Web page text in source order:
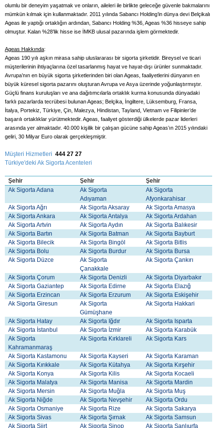
olumlu bir deneyim yaşatmak ve onların, aileleri ile birlikte geleceğe güvenle bakmalarını
mümkün kılmak için kullanmaktadır. 2011 yılında Sabancı Holding’in dünya devi Belçikalı
Ageas ile yaptığı ortaklığın ardından, Sabancı Holding %36, Ageas %36 hisseye sahip
olmuştur. Kalan %28’lik hisse ise İMKB ulusal pazarında işlem görmektedir.
Ageas Hakkında:
Ageas 190 yılı aşkın mirasa sahip uluslararası bir sigorta şirketidir. Bireysel ve ticari
müşterilerinin ihtiyaçlarına özel tasarlanmış hayat ve hayat-dışı ürünler sunmaktadır.
Avrupa’nın en büyük sigorta şirketlerinden biri olan Ageas, faaliyetlerini dünyanın en
büyük küresel sigorta pazarını oluşturan Avrupa ve Asya üzerinde yoğunlaştırmıştır.
Güçlü finans kuruluşları ve ana dağıtımcılarla ortaklık kurma konusunda dünyadaki
farklı pazarlarda tecrübesi bulunan Ageas; Belçika, İngiltere, Lüksemburg, Fransa,
İtalya, Portekiz, Türkiye, Çin, Malezya, Hindistan, Tayland, Vietnam ve Filipinler’de
başarılı ortaklıklar yürütmektedir. Ageas, faaliyet gösterdiği ülkelerde pazar liderleri
arasında yer almaktadır. 40.000 kişilik bir çalışan gücüne sahip Ageas’ın 2015 yılındaki
geliri, 30 Milyar Euro olarak gerçekleşmiştir.
Müşteri Hizmetleri 444 27 27
Türkiye'deki Ak Sigorta Acenteleri
Şehir Şehir
Şehir
Ak Sigorta Adana
Ak Sigorta
Adıyaman
Ak Sigorta
Afyonkarahisar
Ak Sigorta Ağrı
Ak Sigorta Aksaray
Ak Sigorta Amasya
Ak Sigorta Ankara
Ak Sigorta Antalya
Ak Sigorta Ardahan
Ak Sigorta Artvin
Ak Sigorta Aydın
Ak Sigorta Balıkesir
Ak Sigorta Bartın
Ak Sigorta Batman
Ak Sigorta Bayburt
Ak Sigorta Bilecik
Ak Sigorta Bingöl
Ak Sigorta Bitlis
Ak Sigorta Bolu
Ak Sigorta Burdur
Ak Sigorta Bursa
Ak Sigorta Düzce
Ak Sigorta
Çanakkale
Ak Sigorta Çankırı
Ak Sigorta Çorum Ak Sigorta Denizli
Ak Sigorta Diyarbakır
Ak Sigorta Gaziantep
Ak Sigorta Edirne
Ak Sigorta Elazığ
Ak Sigorta Erzincan
Ak Sigorta Erzurum
Ak Sigorta Eskişehir
Ak Sigorta Giresun
Ak Sigorta
Gümüşhane
Ak Sigorta Hakkari
Ak Sigorta Hatay Ak Sigorta Iğdır
Ak Sigorta Isparta
Ak Sigorta İstanbul
Ak Sigorta İzmir
Ak Sigorta Karabük
Ak Sigorta
Kahramanmaraş
Ak Sigorta Kırklareli Ak Sigorta Kars
Ak Sigorta Kastamonu Ak Sigorta Kayseri
Ak Sigorta Karaman
Ak Sigorta Kırıkkale
Ak Sigorta Kütahya
Ak Sigorta Kırşehir
Ak Sigorta Konya
Ak Sigorta Kilis
Ak Sigorta Kocaeli
Ak Sigorta Malatya
Ak Sigorta Manisa
Ak Sigorta Mardin
Ak Sigorta Mersin
Ak Sigorta Muğla
Ak Sigorta Muş
Ak Sigorta Niğde
Ak Sigorta Nevşehir
Ak Sigorta Ordu
Ak Sigorta Osmaniye
Ak Sigorta Rize
Ak Sigorta Sakarya
Ak Sigorta Sivas
Ak Sigorta Şırnak
Ak Sigorta Samsun
Ak Sigorta Siirt
Ak Sigorta Sinop Ak Sigorta Şanlıurfa